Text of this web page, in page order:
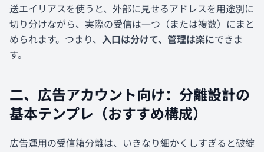
送エイリアスを使うと、外部に見せるアドレスを用途別に
切り分けながら、実際の受信は一つ（または複数）にまと
められます。つまり、 入口は分けて、管理は楽にできま
す。
二、広告アカウント向け：分離設計の
基本テンプレ（おすすめ構成）
広告運用の受信箱分離は、いきなり細かくしすぎると破綻